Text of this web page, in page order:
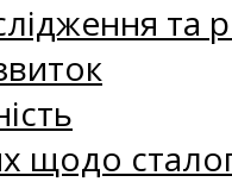
та
щодо